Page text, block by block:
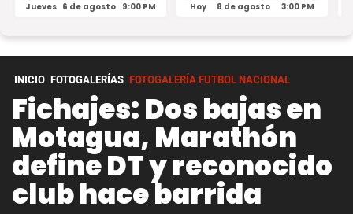
Jueves 6 de agosto 9:00 PM Hoy 8 de agosto 3:00 PM
INICIO FOTOGALERÍAS FOTOGALERÍA FUTBOL NACIONAL
Fichajes: Dos bajas en
Motagua, Marathón
define DT y reconocido
club hace barrida